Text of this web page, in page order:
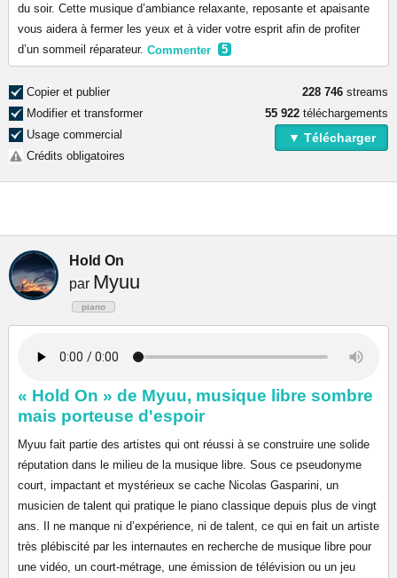
du soir. Cette musique d’ambiance relaxante, reposante et apaisante
vous aidera à fermer les yeux et à vider votre esprit afin de profiter
d’un sommeil réparateur. Commenter 5
Copier et publier
Modifier et transformer
Usage commercial
Crédits obligatoires
228 746 streams
55 922 téléchargements
▼ Télécharger
Hold On
par Myuu
piano
« Hold On » de Myuu, musique libre sombre
mais porteuse d'espoir
Myuu fait partie des artistes qui ont réussi à se construire une solide
réputation dans le milieu de la musique libre. Sous ce pseudonyme
court, impactant et mystérieux se cache Nicolas Gasparini, un
musicien de talent qui pratique le piano classique depuis plus de vingt
ans. Il ne manque ni d’expérience, ni de talent, ce qui en fait un artiste
très plébiscité par les internautes en recherche de musique libre pour
une vidéo, un court-métrage, une émission de télévision ou un jeu